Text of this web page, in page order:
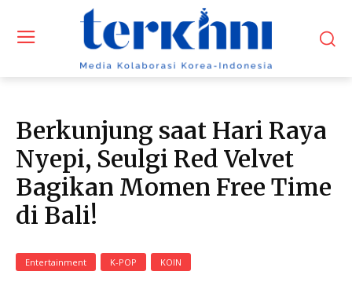
Berkunjung saat Hari Raya
Nyepi, Seulgi Red Velvet
Bagikan Momen Free Time
di Bali!
Entertainment K-POP KOIN